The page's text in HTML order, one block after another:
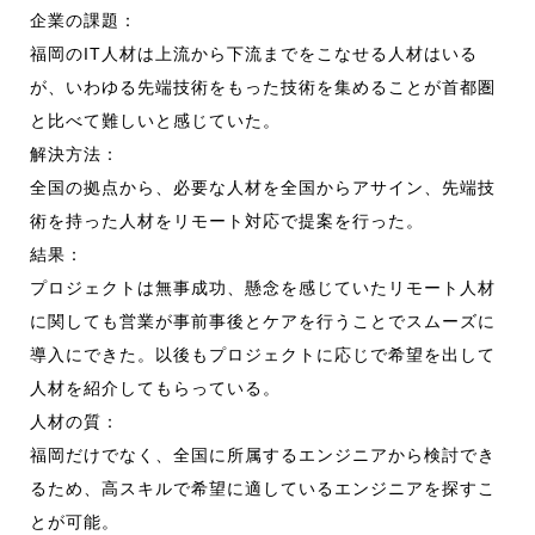
お知らせ
採用情報
CONTACT
企業の課題：
福岡のIT人材は上流から下流までをこなせる人材はいる
が、いわゆる先端技術をもった技術を集めることが首都圏
と比べて難しいと感じていた。
解決方法：
全国の拠点から、必要な人材を全国からアサイン、先端技
術を持った人材をリモート対応で提案を行った。
結果：
プロジェクトは無事成功、懸念を感じていたリモート人材
に関しても営業が事前事後とケアを行うことでスムーズに
導入にできた。以後もプロジェクトに応じで希望を出して
人材を紹介してもらっている。
人材の質：
福岡だけでなく、全国に所属するエンジニアから検討でき
るため、高スキルで希望に適しているエンジニアを探すこ
とが可能。